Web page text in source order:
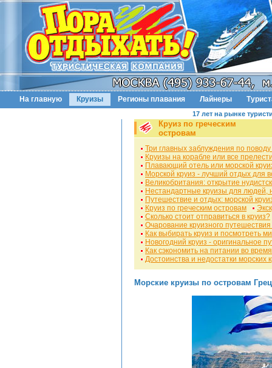
На главную Круизы Регионы плавания Лайнеры
17 лет на рынке
Круиз по греческим
островам
Три главных заблуждения по поводу
Круизы на корабле или все
Плавающий отель или морской
Морской круиз - лучший отдых для
Великобритания: открытие
Нестандартные круизы для людей,
Путешествие и отдых: морской
Круиз по греческим островам
Сколько стоит отправиться в круиз?
Очарование круизного
Как выбирать круиз и посмотреть
Новогодний круиз - оригинальное
Как сэкономить на питании во
Достоинства и недостатки морских
Морские круизы по островам